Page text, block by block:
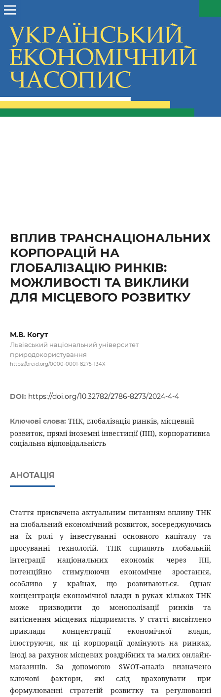
ВПЛИВ ТРАНСНАЦІОНАЛЬНИХ
КОРПОРАЦІЙ НА
ГЛОБАЛІЗАЦІЮ РИНКІВ:
МОЖЛИВОСТІ ТА ВИКЛИКИ
ДЛЯ МІСЦЕВОГО РОЗВИТКУ
М.В. Когут
Львівський національний університет
природокористування
https://orcid.org/0000-0001-8275-134X
DOI: https://doi.org/10.32782/2786-8273/2024-4-4
Ключові слова: ТНК, глобалізація ринків, місцевий
розвиток, прямі іноземні інвестиції (ПІІ), корпоративна
соціальна відповідальність
АНОТАЦІЯ
Стаття присвячена актуальним питанням впливу ТНК
на глобальний економічний розвиток, зосереджуючись
на їх ролі у інвестуванні основного капіталу та
просуванні технологій. ТНК сприяють глобальній
інтеграції національних економік через ПІІ,
потенційно стимулюючи економічне зростання,
особливо у країнах, що розвиваються. Однак
концентрація економічної влади в руках кількох ТНК
може призводити до монополізації ринків та
витіснення місцевих підприємств. У статті висвітлено
приклади концентрації економічної влади,
ілюструючи, як ці корпорації домінують на ринках,
іноді за рахунок місцевих роздрібних та малих онлайн-
магазинів. За допомогою SWOT-аналіз визначено
ключові фактори, які слід враховувати при
формулюванні стратегій розвитку та регулюванні